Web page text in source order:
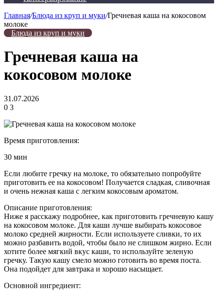
Главная/Блюда из круп и муки/Гречневая каша на кокосовом
молоке
Блюда из круп и муки
Гречневая каша на
кокосовом молоке
31.07.2026
0 3
Время приготовления:
30 мин
Если любите гречку на молоке, то обязательно попробуйте
приготовить ее на кокосовом! Получается сладкая, сливочная
и очень нежная каша с легким кокосовым ароматом.
Описание приготовления:
Ниже я расскажу подробнее, как приготовить гречневую кашу
на кокосовом молоке. Для каши лучше выбирать кокосовое
молоко средней жирности. Если используете сливки, то их
можно разбавить водой, чтобы было не слишком жирно. Если
хотите более мягкий вкус каши, то используйте зеленую
гречку. Такую кашу смело можно готовить во время поста.
Она подойдет для завтрака и хорошо насыщает.
Основной ингредиент: